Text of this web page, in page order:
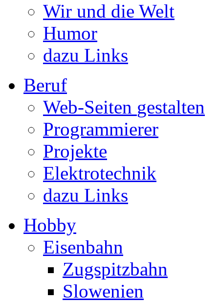
Wir und die Welt
Humor
dazu Links
Beruf
Web-Seiten gestalten
Programmierer
Projekte
Elektrotechnik
dazu Links
Hobby
Eisenbahn
Zugspitzbahn
Slowenien